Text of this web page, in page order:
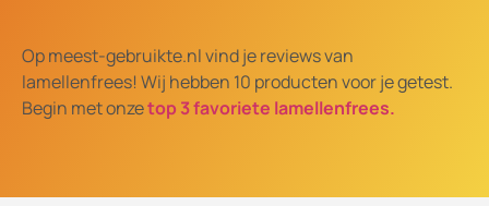
Op meest-gebruikte.nl vind je reviews van
lamellenfrees! Wij hebben 10 producten voor je getest.
Begin met onzetop 3 favoriete lamellenfrees.